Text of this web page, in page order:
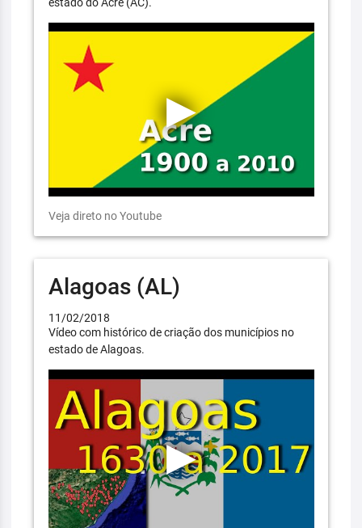
Veja direto no Youtube
Alagoas (AL)
11/02/2018
Vídeo com histórico de criação dos municípios no
estado de Alagoas.